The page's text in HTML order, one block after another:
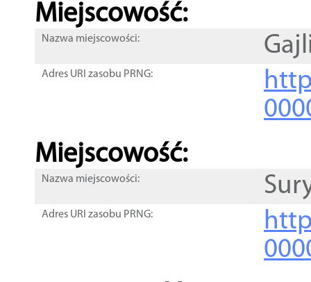
Miejscowość:
Nazwa miejscowości:
Adres URI zasobu PRNG:
Miejscowość:
Nazwa miejscowości:
Adres URI zasobu PRNG: